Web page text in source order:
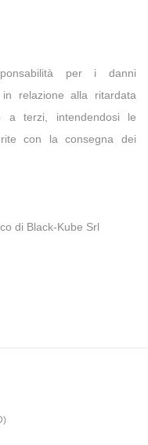
per i danni
relazione alla ritardata
a terzi, intendendosi le
con la consegna dei
di Black-Kube Srl